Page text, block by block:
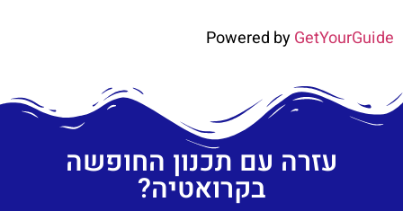
Powered byGetYourGuide
עזרה עם תכנון החופשה
בקרואטיה?